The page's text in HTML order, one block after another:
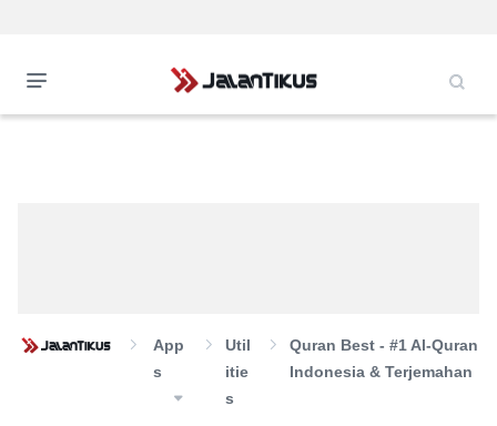
App
S
Util
Itie
S
Quran Best - #1 Al-Quran
Indonesia & Terjemahan